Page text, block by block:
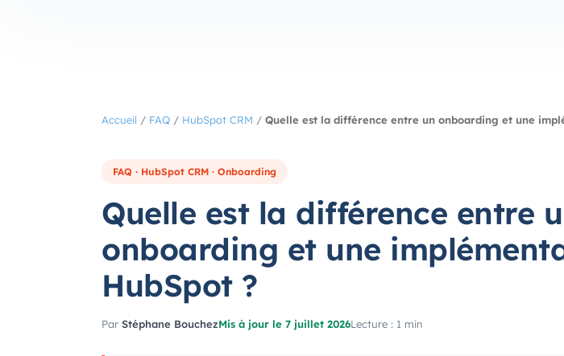
Accueil / FAQ / HubSpot CRM / Quelle est la différence entre un onboarding et une
FAQ · HubSpot CRM · Onboarding
Quelle est la différence entre
onboarding et une
HubSpot ?
Par Stéphane BouchezMis à jour le 7 juillet 2026Lecture : 1 min